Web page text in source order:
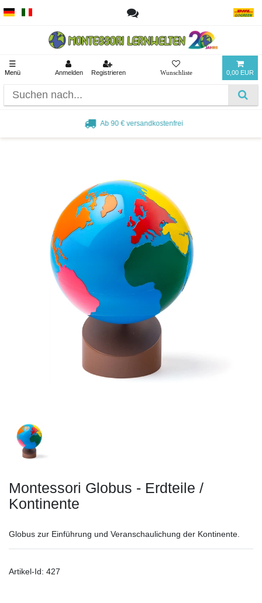
☰
Menü Anmelden Registrieren 0,00 EUR
Ab 90 € versandkostenfrei
Montessori Globus - Erdteile /
Kontinente
Globus zur Einführung und Veranschaulichung der Kontinente.
Artikel-Id: 427